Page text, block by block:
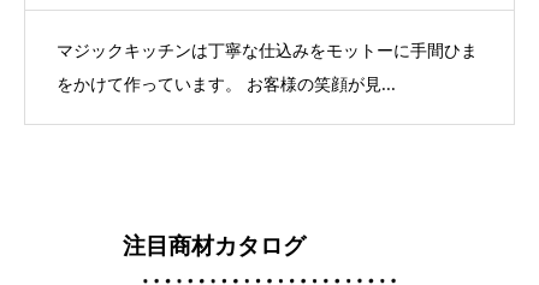
マジックキッチンは丁寧な仕込みをモットーに手間ひま
をかけて作っています。 お客様の笑顔が見...
注目商材カタログ